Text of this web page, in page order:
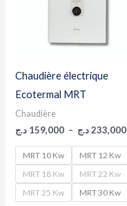
Chaudière électrique
Ecotermal MRT
Chaudière
159,000 د.ج – 233,000 د.ج
MRT 10 Kw
MRT 12 Kw
MRT 18 Kw
MRT 22 Kw
MRT 25 Kw
MRT 30 Kw